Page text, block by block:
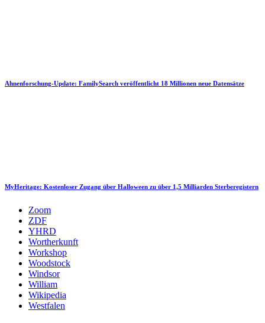
Ahnenforschung-Update: FamilySearch veröffentlicht 18 Millionen neue Datensätze
MyHeritage: Kostenloser Zugang über Halloween zu über 1,5 Milliarden Sterberegistern
Zoom
ZDF
YHRD
Wortherkunft
Workshop
Woodstock
Windsor
William
Wikipedia
Westfalen